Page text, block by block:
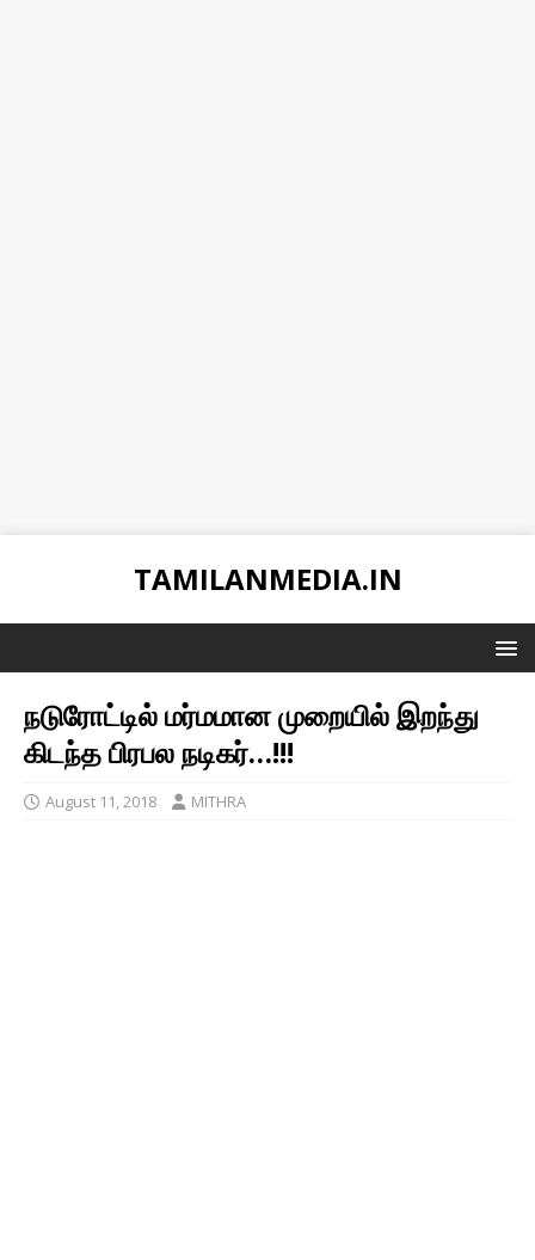
TAMILANMEDIA.IN
நடுரோட்டில் மர்மமான முறையில் இறந்து
கிடந்த பிரபல நடிகர்…!!!
August 11, 2018 MITHRA